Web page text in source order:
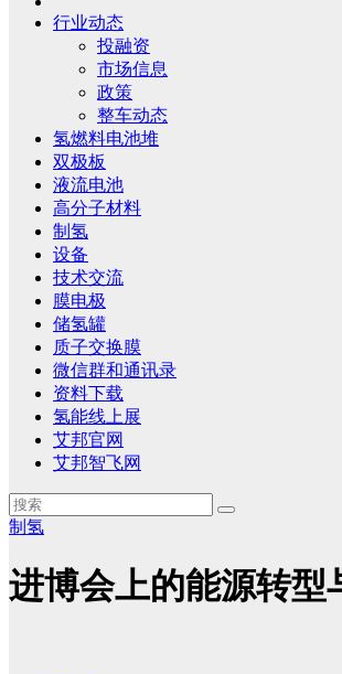
行业动态
投融资
市场信息
政策
整车动态
氢燃料电池堆
双极板
液流电池
高分子材料
制氢
设备
技术交流
膜电极
储氢罐
质子交换膜
微信群和通讯录
资料下载
氢能线上展
艾邦官网
艾邦智飞网
制氢
进博会上的能源转型